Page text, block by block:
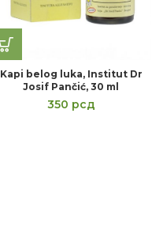
Kapi belog luka, Institut Dr
Josif Pančić, 30 ml
350 рсд